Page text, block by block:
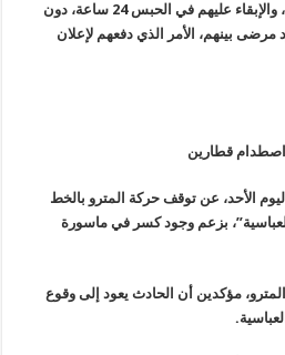
الترحيلات، من صعوبة الوضع فيه، والإبقاء عليهم في الحبس 24 ساعة، دون
بينهم، الأمر الذي دفعهم لإعلان
اصطدام قطارين
الأحد، عن توقف حركة المترو بالخط
بزعم وجود كسر في ماسورة
مؤكدين أن الحادث يعود إلى وقوع